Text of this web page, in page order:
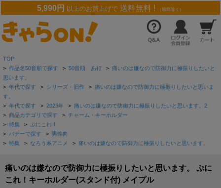
5,990円 以上のお買上げで 送料無料 ! （離島除く）
TOP
> 作品名50音順で探す > 50音順 あ行 > 痛いのは嫌なので防御力に極振りしたいと
思います。
> 年代で探す > シリーズ・旧作 > 痛いのは嫌なので防御力に極振りしたいと思いま
す。
> 年代で探す > 2023年 > 痛いのは嫌なので防御力に極振りしたいと思います。2
> 商品カテゴリで探す > チャーム・キーホルダー
> 特集 > ぷにこれ！
> バナーで探す > 男性向
> 特集 > なろう系アニメ > 痛いのは嫌なので防御力に極振りしたいと思います。
痛いのは嫌なので防御力に極振りしたいと思います。 ぷに
これ！キーホルダー(スタンド付) メイプル